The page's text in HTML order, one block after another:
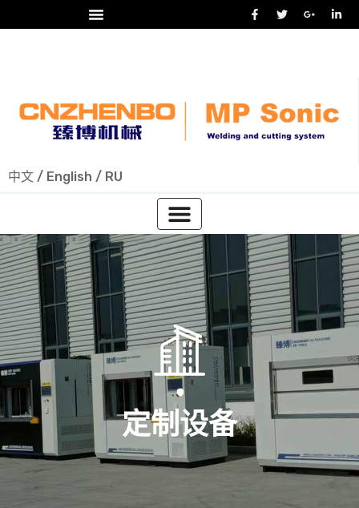
中文 / English / RU
定制设备